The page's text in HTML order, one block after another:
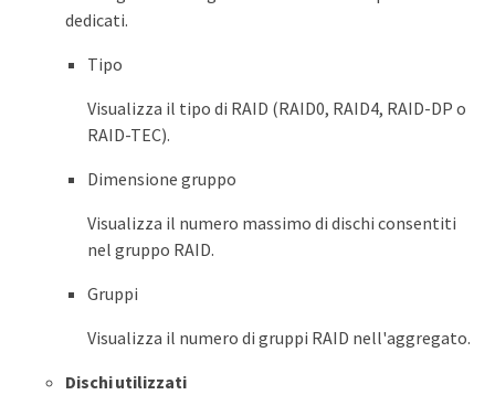
dedicati.
Tipo
Visualizza il tipo di RAID (RAID0, RAID4, RAID-DP o
RAID-TEC).
Dimensione gruppo
Visualizza il numero massimo di dischi consentiti
nel gruppo RAID.
Gruppi
Visualizza il numero di gruppi RAID nell'aggregato.
Dischi utilizzati